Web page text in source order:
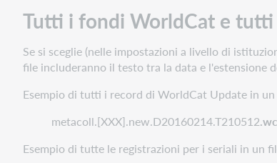
Tutti i fondi WorldCat e
Se si sceglie (nelle impostazioni a livello di
file includeranno il testo tra la data e l'estensione
Esempio di tutti i record di WorldCat Update in
metacoll.[XXX].new.D20160214.T210512
Esempio di tutte le registrazioni per i seriali in un